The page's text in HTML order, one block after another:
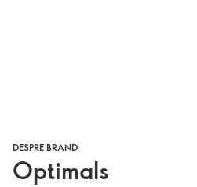
DESPRE BRAND
Optimals